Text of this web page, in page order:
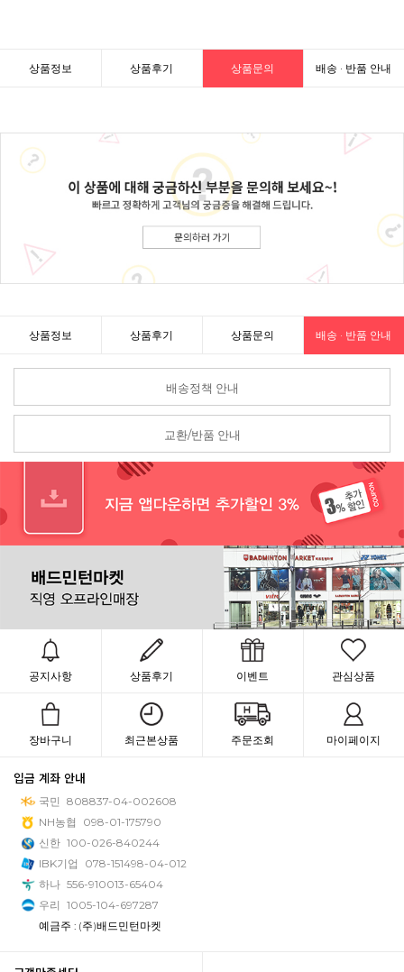
상품정보 상품후기 상품문의 배송 · 반품 안내
상품정보 상품후기 상품문의 배송 · 반품 안내
배송정책 안내
교환/반품 안내
공지사항 상품후기 이벤트 관심상품
장바구니 최근본상품 주문조회 마이페이지
입금 계좌 안내
국민 808837-04-002608
NH농협
098-01-175790
신한 100-026-840244
IBK기업
078-151498-04-012
하나 556-910013-65404
우리 1005-104-697287
예금주 : (주)배드민턴마켓